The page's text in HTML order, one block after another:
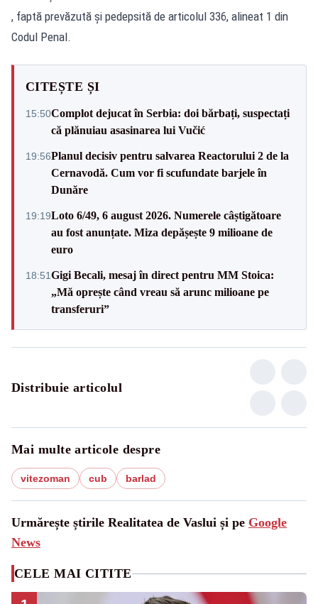
, faptă prevăzută și pedepsită de articolul 336, alineat 1 din
Codul Penal.
CITEȘTE ȘI
15:50Complot dejucat în Serbia: doi bărbați, suspectați
că plănuiau asasinarea lui Vučić
19:56Planul decisiv pentru salvarea Reactorului 2 de la
Cernavodă. Cum vor fi scufundate barjele în
Dunăre
19:19Loto 6/49, 6 august 2026. Numerele câștigătoare
au fost anunțate. Miza depășește 9 milioane de
euro
18:51Gigi Becali, mesaj în direct pentru MM Stoica:
„Mă oprește când vreau să arunc milioane pe
transferuri”
Distribuie articolul
Mai multe articole despre
vitezoman cub barlad
Urmărește știrile Realitatea de Vaslui și pe Google
News
CELE MAI CITITE